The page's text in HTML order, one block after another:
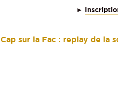
►
Cap sur la Fac : replay de la